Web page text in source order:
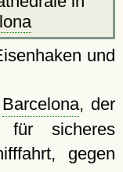
und
Barcelona, der
für sicheres
gegen